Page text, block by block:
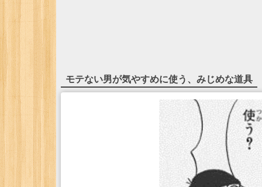
モテない男が気やすめに使う、みじめな道具